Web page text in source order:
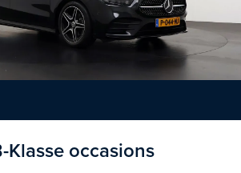
Klasse occasions